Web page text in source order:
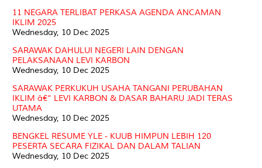
11 NEGARA TERLIBAT PERKASA AGENDA ANCAMAN
IKLIM 2025
Wednesday, 10 Dec 2025
SARAWAK DAHULUI NEGERI LAIN DENGAN
PELAKSANAAN LEVI KARBON
Wednesday, 10 Dec 2025
SARAWAK PERKUKUH USAHA TANGANI PERUBAHAN
IKLIM â€“ LEVI KARBON & DASAR BAHARU JADI TERAS
UTAMA
Wednesday, 10 Dec 2025
BENGKEL RESUME YLE - KUUB HIMPUN LEBIH 120
PESERTA SECARA FIZIKAL DAN DALAM TALIAN
Wednesday, 10 Dec 2025